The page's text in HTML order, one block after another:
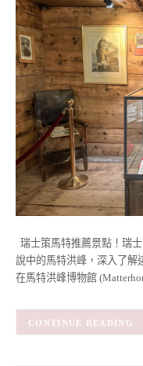
瑞士策馬特推薦景點！瑞
說中的馬特洪峰，深入了解
在馬特洪峰博物館
CONTINUE READING